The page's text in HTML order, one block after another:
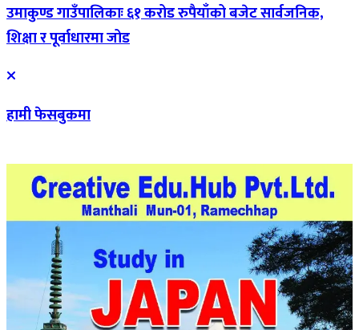
उमाकुण्ड गाउँपालिकाः ६१ करोड रुपैयाँको बजेट सार्वजनिक,
शिक्षा र पूर्वाधारमा जोड
हामी फेसबुकमा